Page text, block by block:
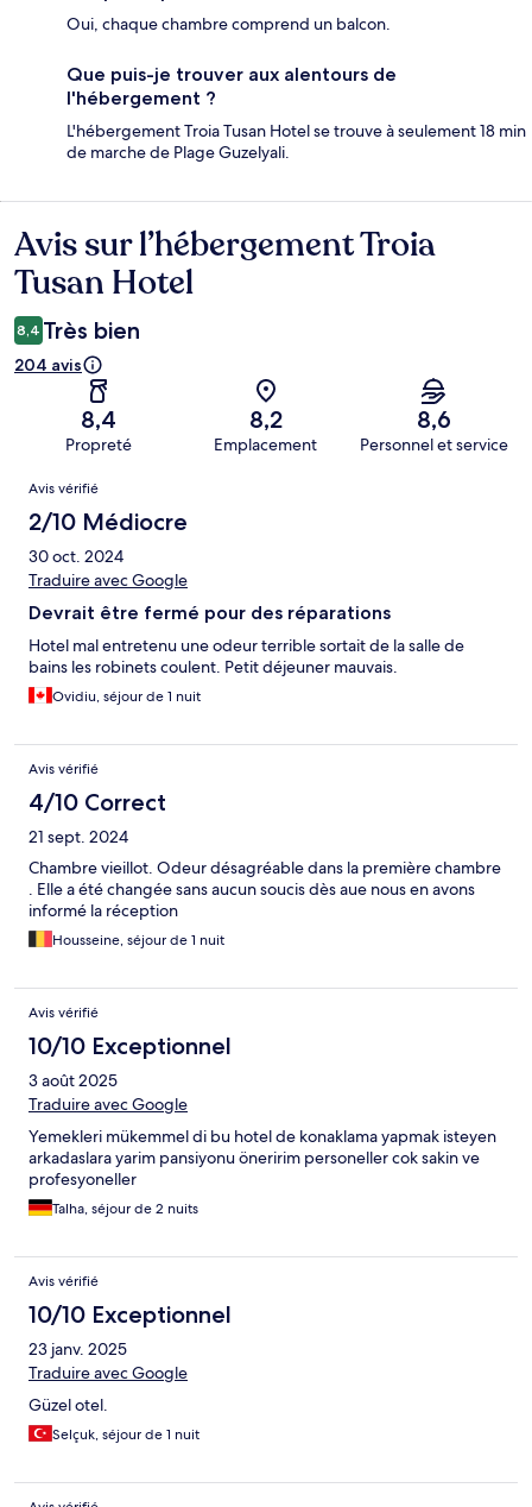
Oui, chaque chambre comprend un balcon.
Que puis-je trouver aux alentours de
l'hébergement ?
L'hébergement Troia Tusan Hotel se trouve à seulement 18 min
de marche de Plage Guzelyali.
Avis
Avis sur l’hébergement Troia
Tusan Hotel
8,4 Très bien
204 avis
8,4
Propreté
8,2
Emplacement
8,6
Personnel et service
Avis
Avis vérifié
2/10 Médiocre
30 oct. 2024
Traduire avec Google
Devrait être fermé pour des réparations
Hotel mal entretenu une odeur terrible sortait de la salle de
bains les robinets coulent. Petit déjeuner mauvais.
Ovidiu, séjour de 1 nuit
Avis vérifié
4/10 Correct
21 sept. 2024
Chambre vieillot. Odeur désagréable dans la première chambre
. Elle a été changée sans aucun soucis dès aue nous en avons
informé la réception
Housseine, séjour de 1 nuit
Avis vérifié
10/10 Exceptionnel
3 août 2025
Traduire avec Google
Yemekleri mükemmel di bu hotel de konaklama yapmak isteyen
arkadaslara yarim pansiyonu öneririm personeller cok sakin ve
profesyoneller
Talha, séjour de 2 nuits
Avis vérifié
10/10 Exceptionnel
23 janv. 2025
Traduire avec Google
Güzel otel.
Selçuk, séjour de 1 nuit